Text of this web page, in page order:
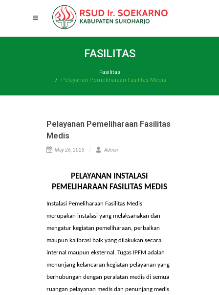
FASILITAS
Fasilitas
Pelayanan Pemeliharaan Fasilitas
Medis
PELAYANAN INSTALASI
PEMELIHARAAN FASILITAS MEDIS
maupun kalibrasi baik yang dilakukan secara
internal maupun eksternal. Tugas IPFM adalah
menunjang kelancaran kegiatan pelayanan yang